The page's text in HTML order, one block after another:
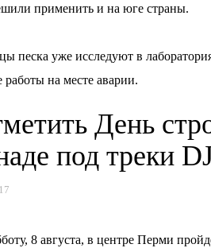
применить и на юге страны.
песка уже исследуют в
работы на месте аварии.
День
под треки
8 августа, в центре Перми